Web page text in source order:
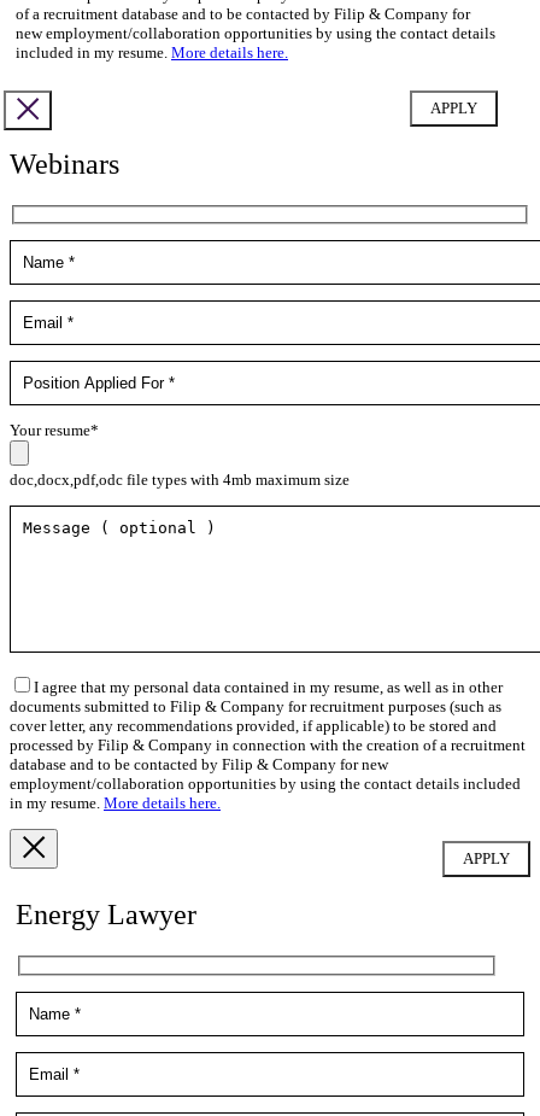
of a recruitment database and to be contacted by Filip & Company for
new employment/collaboration opportunities by using the contact details
included in my resume. More details here.
Webinars
Your resume*
doc,docx,pdf,odc file types with 4mb maximum size
I agree that my personal data contained in my resume, as well as in other
documents submitted to Filip & Company for recruitment purposes (such as
cover letter, any recommendations provided, if applicable) to be stored and
processed by Filip & Company in connection with the creation of a recruitment
database and to be contacted by Filip & Company for new
employment/collaboration opportunities by using the contact details included
in my resume. More details here.
Energy Lawyer